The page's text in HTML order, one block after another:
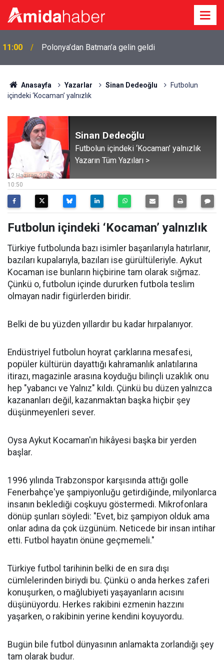
10:38 LGS 1’inci nakil sonuçları açıklandı
Anasayfa Yazarlar Sinan Dedeoğlu
Futbolun
içindeki ‘Kocaman’ yalnızlık
Sinan Dedeoğlu
Futbolun içindeki ‘Kocaman’ yalnızlık
Yazarın Tüm Yazıları >
10:50
12 Haziran 2026
Futbolun içindeki ‘Kocaman’ yalnızlık
Türkiye futbolunda bazı isimler başarılarıyla hatırlanır,
bazıları kupalarıyla, bazıları ise gürültüleriyle. Aykut
Kocaman ise bunların hiçbirine tam olarak sığmaz.
Çünkü o, futbolun içinde dururken futbola teslim
olmayan nadir figürlerden biridir.
Belki de bu yüzden yıllardır bu kadar hırpalanıyor.
Endüstriyel futbolun hoyrat çarklarına mesafesi,
popüler kültürün dayattığı kahramanlık anlatılarına
itirazı, magazinle arasına koyduğu bilinçli uzaklık onu
hep "yabancı ve Yalnız" kıldı. Çünkü bu düzen yalnızca
kazananları değil, kazanmaktan başka hiçbir şey
düşünmeyenleri sever.
Oysa Aykut Kocaman'ın hikâyesi başka bir yerden
başlar.
1996 yılında Trabzonspor karşısında attığı golle
Fenerbahçe'ye şampiyonluğu getirdiğinde, milyonlarca
insanın beklediği coşkuyu göstermedi. Mikrofonlara
dönüp şunları söyledi: "Evet, biz şampiyon olduk ama
onlar adına da çok üzgünüm. Neticede bir insan intihar
etti. Futbol hayatın önüne geçmemeli."
Türkiye futbol tarihinin belki de en sıra dışı
cümlelerinden biriydi bu. Çünkü o anda herkes zaferi
konuşurken, o mağlubiyeti yaşayanların acısını
düşünüyordu. Herkes rakibini ezmenin hazzını
yaşarken, o rakibinin yerine kendini koyuyordu.
Bugün bile futbol dünyasının anlamakta zorlandığı şey
tam olarak budur.